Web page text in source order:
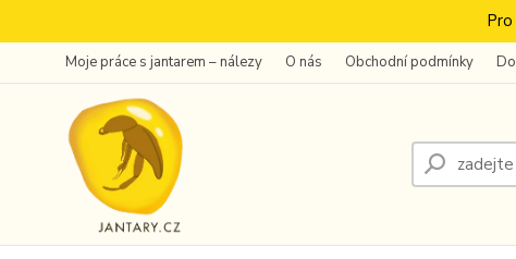
Moje práce s jantarem – nálezy O nás Obchodní podmínky